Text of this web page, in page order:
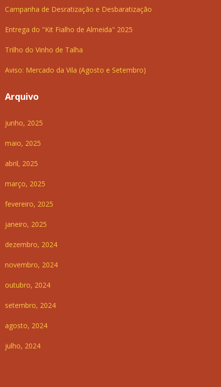
Campanha de Desratização e Desbaratização
Entrega do "Kit Fialho de Almeida" 2025
Trilho do Vinho de Talha
Aviso: Mercado da Vila (Agosto e Setembro)
Arquivo
junho, 2025
maio, 2025
abril, 2025
março, 2025
fevereiro, 2025
janeiro, 2025
dezembro, 2024
novembro, 2024
outubro, 2024
setembro, 2024
agosto, 2024
julho, 2024